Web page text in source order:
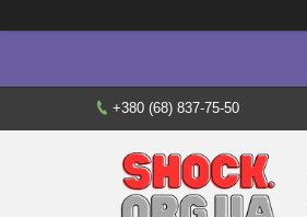
+380 (68) 837-75-50